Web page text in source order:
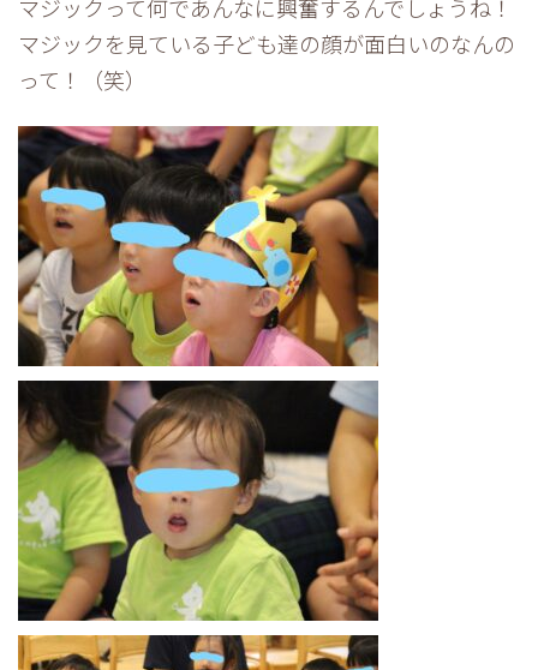
マジックって何であんなに興奮するんでしょうね！
マジックを見ている子ども達の顔が面白いのなんの
って！（笑）